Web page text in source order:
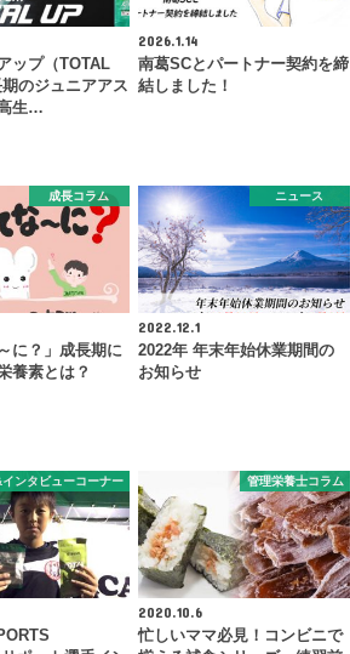
ップ（TOTAL
のジュニアアス
生…
2026.1.14
南葛SCとパートナー契約を締
結しました！
成長コラム
に？」成長期に
養素とは？
ニュース
2022.12.1
2022年 年末年始休業期間の
お知らせ
インタビューコーナー 管理栄養士コラム
2020.10.6
忙しいママ必見！コンビニで